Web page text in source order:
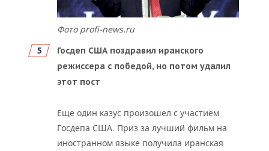
Фото profi-news.ru
Госдеп США поздравил иранского
режиссера с победой, но потом удалил
этот пост
Еще один казус произошел с участием
Госдепа США. Приз за лучший фильм на
иностранном языке получила иранская